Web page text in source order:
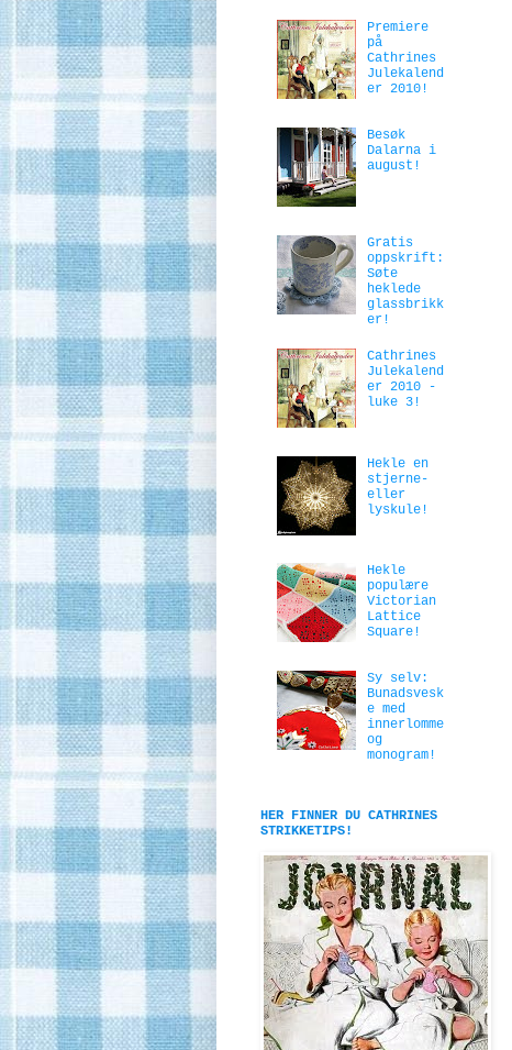
Premiere
på
Cathrines
Julekalend
er 2010!
Besøk
Dalarna i
august!
Gratis
oppskrift:
Søte
heklede
glassbrikk
er!
Cathrines
Julekalend
er 2010 -
luke 3!
Hekle en
stjerne-
eller
lyskule!
Hekle
populære
Victorian
Lattice
Square!
Sy selv:
Bunadsvesk
e med
innerlomme
og
monogram!
HER FINNER DU CATHRINES
STRIKKETIPS!